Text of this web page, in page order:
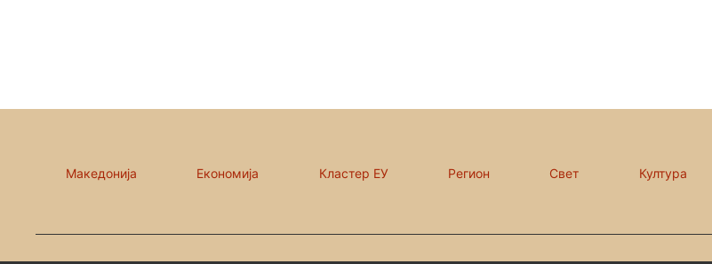
Македонија Економија Кластер ЕУ Регион Свет Култура